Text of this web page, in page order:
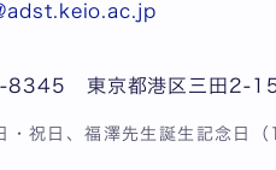
8345 東京都港区三田2-
・祝日、福澤先生誕生記念日